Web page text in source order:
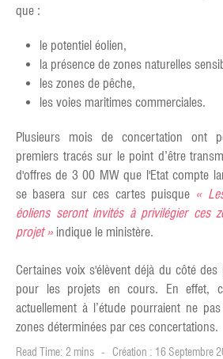
que :
le potentiel éolien,
la présence de zones naturelles
les zones de pêche,
les voies maritimes commerciales.
Plusieurs mois de concertation ont
premiers tracés sur le point d’être
d'offres de 3 00 MW que l'Etat compte
se basera sur ces cartes puisque «
éoliens seront invités à privilégier ces
projet » indique le ministère.
Certaines voix s'élèvent déjà du côté
pour les projets en cours. En effet,
actuellement à l’étude pourraient ne
zones déterminées par ces concertations.
Read Time: 2 mins Création : 16 Septembre